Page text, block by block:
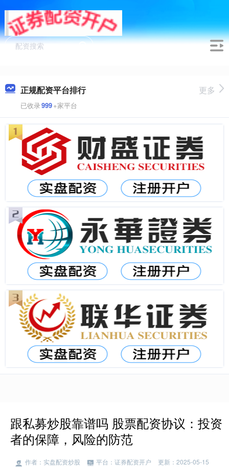
正规配资平台排行
已收录999+家平台
更多
跟私募炒股靠谱吗 股票配资协议：投资
者的保障，风险的防范
作者：实盘配资炒股 平台：证券配资开户
更新：2025-05-15